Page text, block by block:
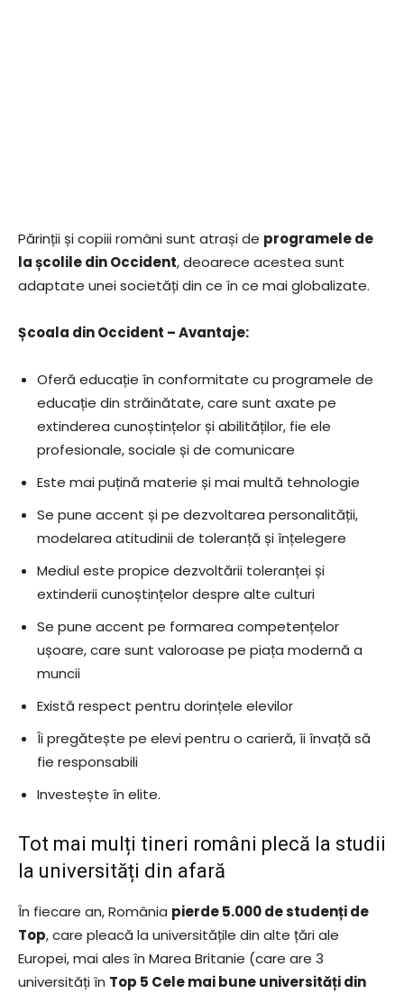
Părinții și copiii români sunt atrași de programele de
la școlile din Occident, deoarece acestea sunt
adaptate unei societăți din ce în ce mai globalizate.
Școala din Occident – Avantaje:
Oferă educație în conformitate cu programele de
educație din străinătate, care sunt axate pe
extinderea cunoștințelor și abilităților, fie ele
profesionale, sociale și de comunicare
Este mai puțină materie și mai multă tehnologie
Se pune accent și pe dezvoltarea personalității,
modelarea atitudinii de toleranță și înțelegere
Mediul este propice dezvoltării toleranței și
extinderii cunoștințelor despre alte culturi
Se pune accent pe formarea competențelor
ușoare, care sunt valoroase pe piața modernă a
muncii
Există respect pentru dorințele elevilor
Îi pregătește pe elevi pentru o carieră, îi învață să
fie responsabili
Investește în elite.
Tot mai mulți tineri români plecă la studii
la universități din afară
În fiecare an, România pierde 5.000 de studenți de
Top, care pleacă la universitățile din alte țări ale
Europei, mai ales în Marea Britanie (care are 3
universități în Top 5 Cele mai bune universități din